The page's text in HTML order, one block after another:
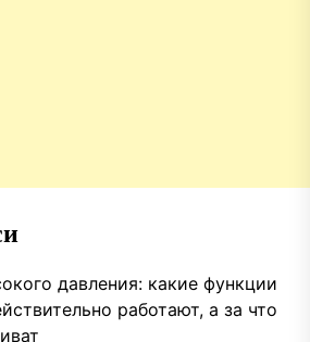
давления: какие функции
работают, а за что